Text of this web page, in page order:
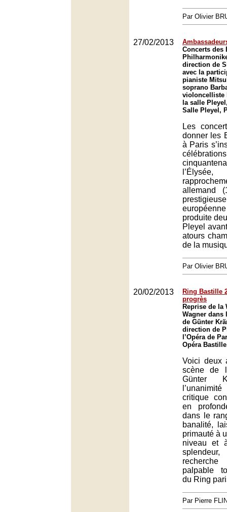
Par Olivier
27/02/2013
Concerts des
direction de
avec la
pianiste
soprano
violoncelliste
la salle
Salle Pleyel,
Les
donner les
à Paris
allemand
produite
Pleyel
atours
de la
Par Olivier
20/02/2013
Ring Bastille
progrès
Reprise de la
Wagner dans
de Günter
direction de
l’Opéra de
Opéra
Voici deux
scène de
Günter
critique
en
dans le
banalité,
primauté à
niveau et
recherche
palpable
du Ring
Par Pierre